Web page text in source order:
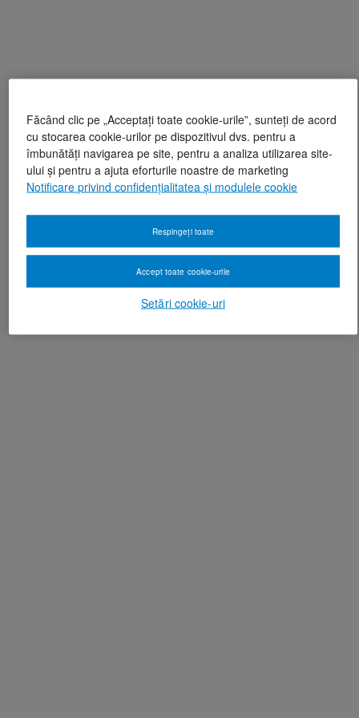
Făcând clic pe „Acceptați toate cookie-urile”, sunteți de acord
cu stocarea cookie-urilor pe dispozitivul dvs. pentru a
îmbunătăți navigarea pe site, pentru a analiza utilizarea site-
ului și pentru a ajuta eforturile noastre de marketing
Notificare privind confidențialitatea și modulele cookie
Setări cookie-uri
Respingeți toate
Accept toate cookie-urile